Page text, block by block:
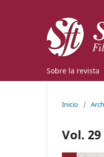
Sobre la revista
Inicio /
Vol.